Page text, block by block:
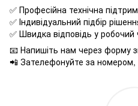
✅ Професійна технічна
✅ Індивідуальний підбір
✅ Швидка відповідь у робочий
📧 Напишіть нам через форму
📲 Зателефонуйте за номером,